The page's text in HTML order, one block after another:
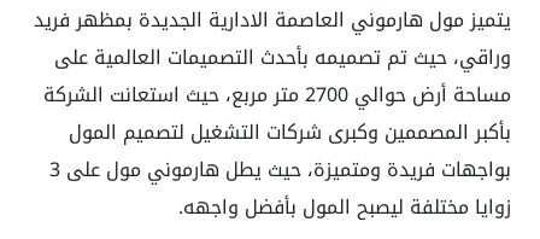
يتميز مول هارموني العاصمة الادارية الجديدة بمظهر فريد
وراقي، حيث تم تصميمه بأحدث التصميمات العالمية على
مساحة أرض حوالي 2700 متر مربع، حيث استعانت الشركة
بأكبر المصممين وكبرى شركات التشغيل لتصميم المول
بواجهات فريدة ومتميزة، حيث يطل هارموني مول على 3
زوايا مختلفة ليصبح المول بأفضل واجهه.